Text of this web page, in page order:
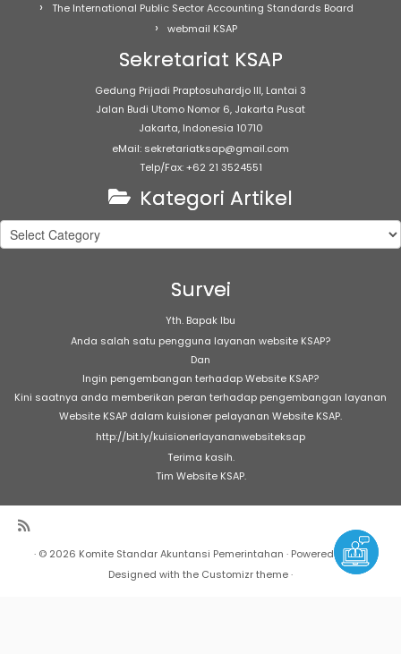
The International Public Sector Accounting Standards Board
webmail KSAP
Sekretariat KSAP
Gedung Prijadi Praptosuhardjo III, Lantai 3
Jalan Budi Utomo Nomor 6, Jakarta Pusat
Jakarta, Indonesia 10710
eMail: sekretariatksap@gmail.com
Telp/Fax: +62 21 3524551
Kategori Artikel
Kategori
Artikel
Survei
Yth. Bapak Ibu
Anda salah satu pengguna layanan website KSAP?
Dan
Ingin pengembangan terhadap Website KSAP?
Kini saatnya anda memberikan peran terhadap pengembangan layanan
Website KSAP dalam kuisioner pelayanan Website KSAP.
http://bit.ly/kuisionerlayananwebsiteksap
Terima kasih.
Tim Website KSAP.
· © 2026 Komite Standar Akuntansi Pemerintahan · Powered by
·
Designed with the Customizr theme·